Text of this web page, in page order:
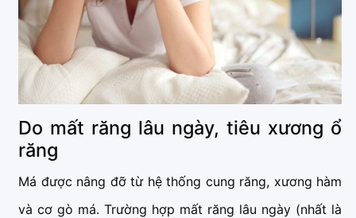
Do mất răng lâu ngày, tiêu xương ổ
răng
Má được nâng đỡ từ hệ thống cung răng, xương hàm
và cơ gò má. Trường hợp mất răng lâu ngày (nhất là